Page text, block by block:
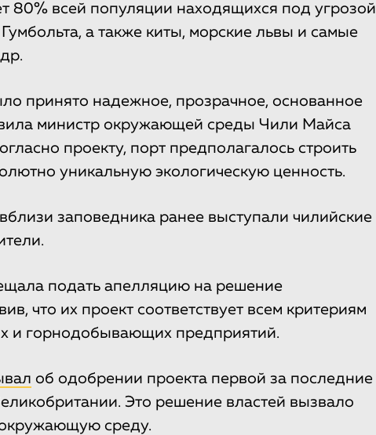
80% всей популяции находящихся под угрозой
а также киты, морские львы и самые
принято надежное, прозрачное, основанное
министр окружающей среды Чили Майса
проекту, порт предполагалось строить
уникальную экологическую ценность.
заповедника ранее выступали чилийские
подать апелляцию на решение
что их проект соответствует всем критериям
и горнодобывающих предприятий.
об одобрении проекта первой за последние
Это решение властей вызвало
окружающую среду.